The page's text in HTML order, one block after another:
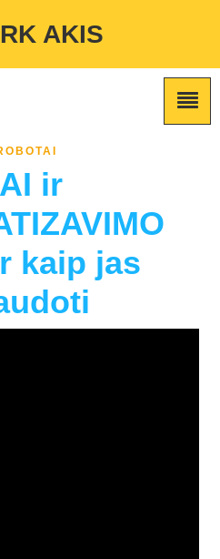
content/themes/marketing-
AKIS
ir
kaip jas